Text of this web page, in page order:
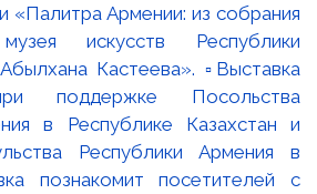
«Палитра Армении: из собрания
искусств Республики
Кастеева». ▫️Выставка
поддержке Посольства
в Республике Казахстан и
Республики Армения в
познакомит посетителей с